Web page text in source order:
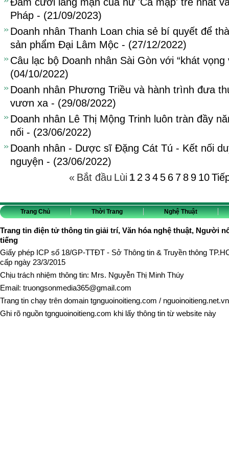
Pháp - (21/09/2023)
Doanh nhân Thanh Loan chia sẻ bí quyết để
sản phẩm Đại Lâm Mộc - (27/12/2022)
Câu lạc bộ Doanh nhân Sài Gòn với “khát
(04/10/2022)
Doanh nhân Phương Triều và hành trình đưa
vươn xa - (29/08/2022)
Doanh nhân Lê Thị Mộng Trinh luôn tràn đầy
nối - (23/06/2022)
Doanh nhân - Dược sĩ Đặng Cát Tú - Kết nối
nguyện - (23/06/2022)
« Bắt đầu Lùi 1 2 34 5 6 7 8 9 10
Trang Chủ Thời Trang Nghệ Thuật
Trang tin điện tử thông tin giải trí, Văn hóa nghệ thuật, Người
tiếng
Giấy phép ICP số 18/GP-TTĐT - Sở Thông tin & Truyền thông
cấp ngày 23/3/2015
Chịu trách nhiệm thông tin: Mrs. Nguyễn Thị Minh Thúy
Email: truongsonmedia365@gmail.com
Trang tin chạy trên domain tgnguoinoitieng.com / nguoinoitieng.net.vn
Ghi rõ nguồn tgnguoinoitieng.com khi lấy thông tin từ website này